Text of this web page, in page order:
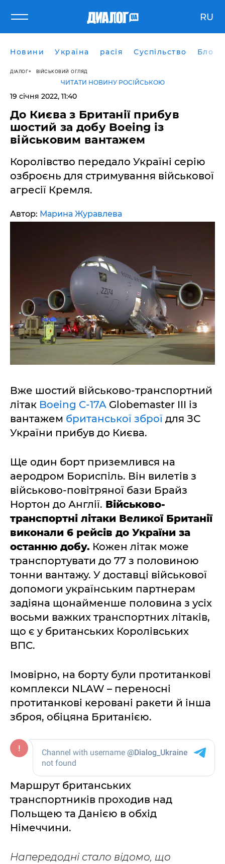
RU
Новини Україна расія Суспільство Блоги
ДІАЛОГ ВІЙСЬКОВИЙ ОГЛЯД
ЧИТАТИ НОВИНУ РОСІЙСЬКОЮ
19 січня 2022, 11:40
До Києва з Британії прибув
шостий за добу Boeing із
військовим вантажем
Королівство передало Україні серію
озброєнь для стримування військової
агресії Кремля.
Автор: Марина Журавлева
Вже шостий військово-транспортний
літак Boeing C-17A Globemaster III із
вантажем британської зброї для ЗС
України прибув до Києва.
Ще один борт приземлився на
аеродром Бориспіль. Він вилетів з
військово-повітряної бази Брайз
Нортон до Англії. Військово-
транспортні літаки Великої Британії
виконали 6 рейсів до України за
останню добу. Кожен літак може
транспортувати до 77 з половиною
тонни вантажу. У доставці військової
допомоги українським партнерам
задіяна щонайменше половина з усіх
восьми важких транспортних літаків,
що є у британських Королівських
ВПС.
Імовірно, на борту були протитанкові
комплекси NLAW – переносні
протитанкові керовані ракети й інша
зброя, обіцяна Британією.
Маршрут британських
транспортників проходив над
Польщею та Данією в обхід
Німеччини.
Напередодні стало відомо, що